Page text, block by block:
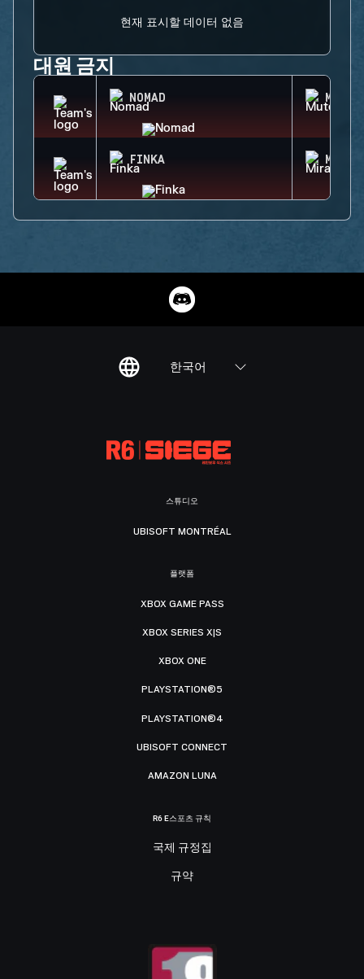
현재 표시할 데이터 없음
대원 금지
NOMAD MUTE
FINKA MIRA
한국어
스튜디오
UBISOFT MONTRÉAL
플랫폼
XBOX GAME PASS
XBOX SERIES X|S
XBOX ONE
PLAYSTATION®5
PLAYSTATION®4
UBISOFT CONNECT
AMAZON LUNA
R6 E스포츠 규칙
국제 규정집
규약